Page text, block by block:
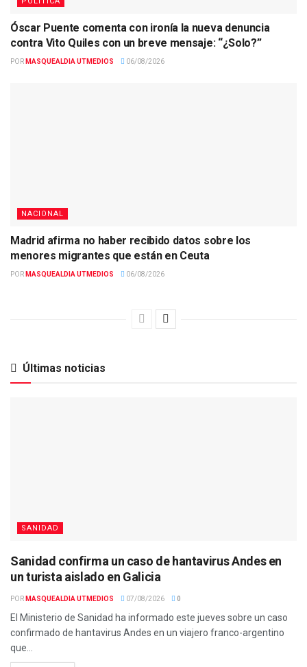
Óscar Puente comenta con ironía la nueva denuncia
contra Vito Quiles con un breve mensaje: “¿Solo?”
POR MASQUEALDIA UTMEDIOS 06/08/2026
NACIONAL
Madrid afirma no haber recibido datos sobre los
menores migrantes que están en Ceuta
POR MASQUEALDIA UTMEDIOS 06/08/2026
Últimas noticias
SANIDAD
Sanidad confirma un caso de hantavirus Andes en
un turista aislado en Galicia
POR MASQUEALDIA UTMEDIOS 07/08/2026 0
El Ministerio de Sanidad ha informado este jueves sobre un caso
confirmado de hantavirus Andes en un viajero franco-argentino
que...